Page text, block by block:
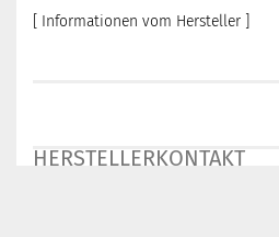
[ Informationen vom Hersteller ]
HERSTELLERKONTAKT